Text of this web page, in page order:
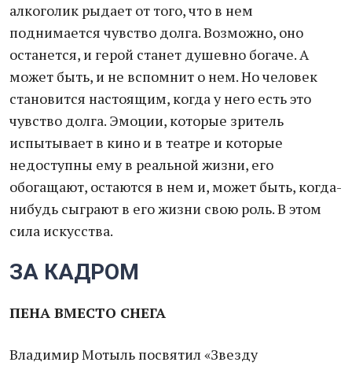
алкоголик рыдает от того, что в нем
поднимается чувство долга. Возможно, оно
останется, и герой станет душевно богаче. А
может быть, и не вспомнит о нем. Но человек
становится настоящим, когда у него есть это
чувство долга. Эмоции, которые зритель
испытывает в кино и в театре и которые
недоступны ему в реальной жизни, его
обогащают, остаются в нем и, может быть, когда-
нибудь сыграют в его жизни свою роль. В этом
сила искусства.
ЗА КАДРОМ
ПЕНА ВМЕСТО СНЕГА
Владимир Мотыль посвятил «Звезду